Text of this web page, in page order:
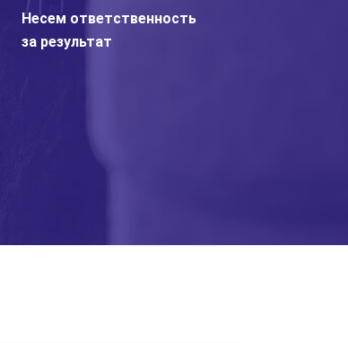
Несем ответственность
за результат